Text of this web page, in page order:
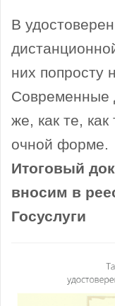
В
них попросту
Современные
же, как те,
очной форме.
Итоговый
вносим в
Госуслуги